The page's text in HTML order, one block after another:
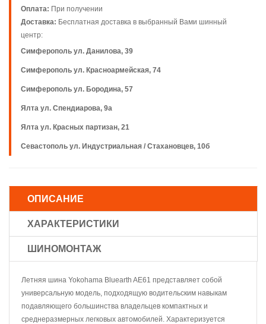
Оплата: При получении
Доставка: Бесплатная доставка в выбранный Вами шинный
центр:
Симферополь ул. Данилова, 39
Симферополь ул. Красноармейская, 74
Симферополь ул. Бородина, 57
Ялта ул. Спендиарова, 9а
Ялта ул. Красных партизан, 21
Севастополь ул. Индустриальная / Стахановцев, 10б
ОПИСАНИЕ
ХАРАКТЕРИСТИКИ
ШИНОМОНТАЖ
Летняя шина Yokohama Bluearth AE61 представляет собой
универсальную модель, подходящую водительским навыкам
подавляющего большинства владельцев компактных и
среднеразмерных легковых автомобилей. Характеризуется